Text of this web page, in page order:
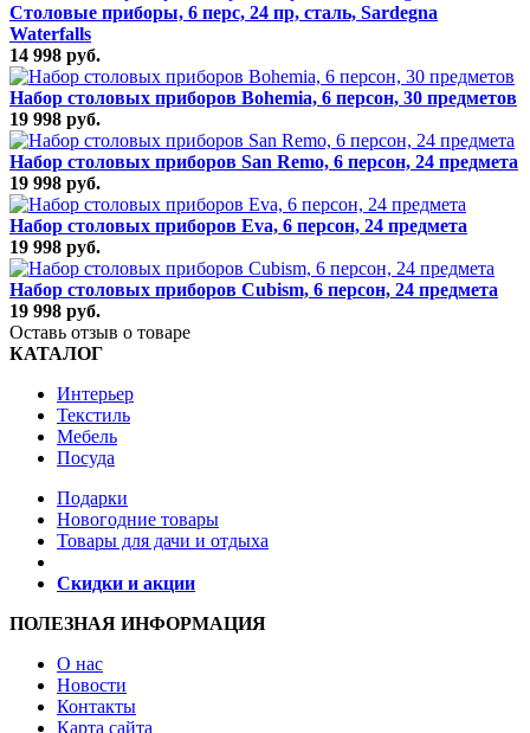
Cтоловые приборы, 6 перс, 24 пр, сталь, Sardegna
Waterfalls
14 998 руб.
Набор столовых приборов Bohemia, 6 персон, 30 предметов
19 998 руб.
Набор столовых приборов San Remo, 6 персон, 24 предмета
19 998 руб.
Набор столовых приборов Eva, 6 персон, 24 предмета
19 998 руб.
Набор столовых приборов Cubism, 6 персон, 24 предмета
19 998 руб.
Оставь отзыв о товаре
КАТАЛОГ
Интерьер
Текстиль
Мебель
Посуда
Подарки
Новогодние товары
Товары для дачи и отдыха
Скидки и акции
ПОЛЕЗНАЯ ИНФОРМАЦИЯ
О нас
Новости
Контакты
Карта сайта